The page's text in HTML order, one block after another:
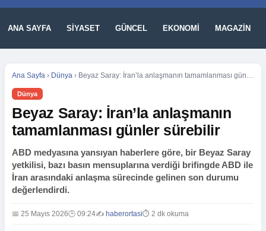
ANA SAYFA SIYASET GÜNCEL EKONOMI MAGAZIN
Ana Sayfa › Dünya › Beyaz Saray: İran’la anlaşmanın tamamlanması günler sürebilir
Dünya
Beyaz Saray: İran’la anlaşmanın
tamamlanması günler sürebilir
ABD medyasına yansıyan haberlere göre, bir Beyaz Saray
yetkilisi, bazı basın mensuplarına verdiği brifingde ABD ile
İran arasındaki anlaşma sürecinde gelinen son durumu
değerlendirdi.
📅 25 Mayıs 2026🕒 09:24✍️ haberortasi⏱️ 2 dk okuma